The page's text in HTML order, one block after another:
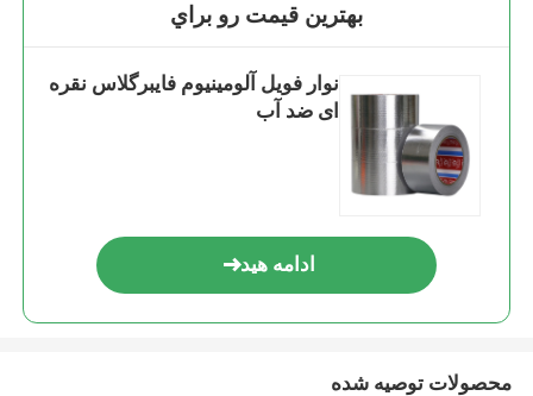
بهترين قيمت رو براي
نوار فویل آلومینیوم فایبرگلاس نقره
ای ضد آب
ادامه هید
محصولات توصیه شده